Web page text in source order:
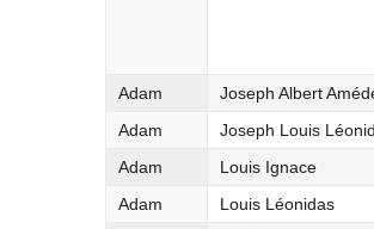
Adam Joseph Albert
Adam
Joseph Louis
Adam
Louis Ignace
Adam
Louis Léonidas